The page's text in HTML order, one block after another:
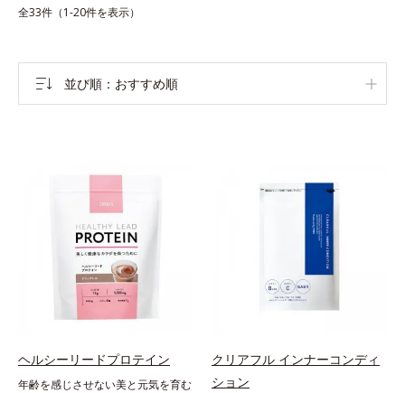
全33件（1-20件を表示）
並び順 おすすめ順
ヘルシーリードプロテイン
年齢を感じさせない美と元気を育む
クリアフル インナーコンディ
ション